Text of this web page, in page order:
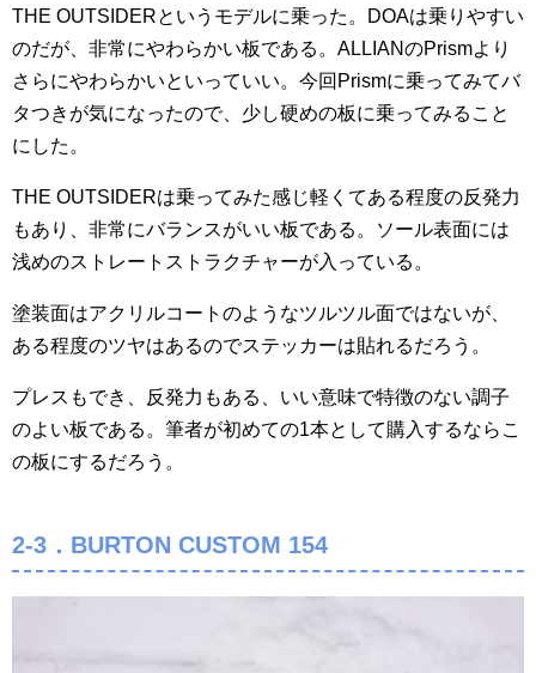
THE OUTSIDERというモデルに乗った。DOAは乗りやすい
のだが、非常にやわらかい板である。ALLIANのPrismより
さらにやわらかいといっていい。今回Prismに乗ってみてバ
タつきが気になったので、少し硬めの板に乗ってみること
にした。
THE OUTSIDERは乗ってみた感じ軽くてある程度の反発力
もあり、非常にバランスがいい板である。ソール表面には
浅めのストレートストラクチャーが入っている。
塗装面はアクリルコートのようなツルツル面ではないが、
ある程度のツヤはあるのでステッカーは貼れるだろう。
プレスもでき、反発力もある、いい意味で特徴のない調子
のよい板である。筆者が初めての1本として購入するならこ
の板にするだろう。
2-3．BURTON CUSTOM 154